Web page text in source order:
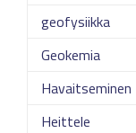
geofysiikka
Geokemia
Havaitseminen
Heittele